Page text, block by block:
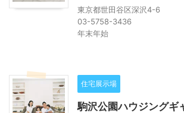
東京都世田谷区深沢4-6
03-5758-3436
年末年始
住宅展示場
駒沢公園ハウジングギ